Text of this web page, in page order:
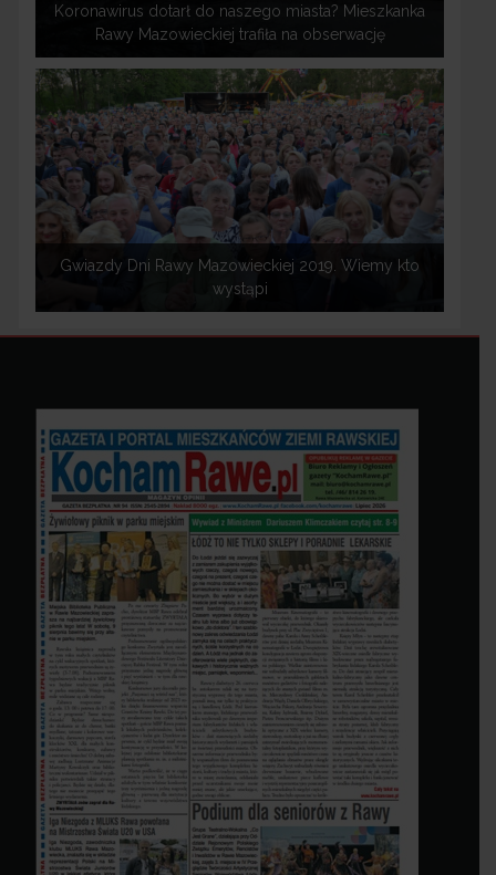
Koronawirus dotarł do naszego miasta? Mieszkanka
Rawy Mazowieckiej trafiła na obserwację
Gwiazdy Dni Rawy Mazowieckiej 2019. Wiemy kto
wystąpi